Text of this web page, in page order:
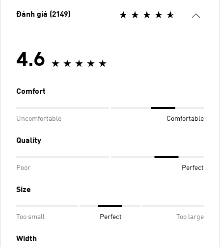
Đánh giá (2149)
4.6
Comfort
Uncomfortable Comfortable
Quality
Poor Perfect
Size
Too small Perfect Too large
Width